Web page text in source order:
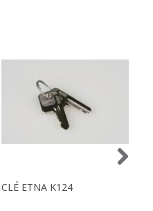
CLÉ ETNA K124